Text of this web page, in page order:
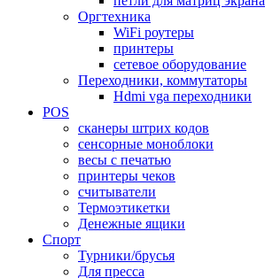
Оргтехника
WiFi роутеры
принтеры
сетевое оборудование
Переходники, коммутаторы
Hdmi vga переходники
POS
сканеры штрих кодов
сенсорные моноблоки
весы с печатью
принтеры чеков
считыватели
Термоэтикетки
Денежные ящики
Спорт
Турники/брусья
Для пресса